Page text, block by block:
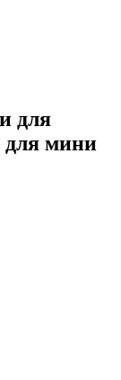
для
для мини